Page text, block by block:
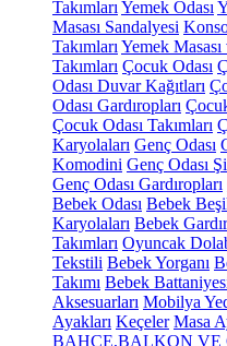
Takımları Yemek Odası
Masası Sandalyesi
Takımları Yemek Masası
Takımları Çocuk Odası
Odası Duvar Kağıtları
Odası Gardıropları
Çocuk Odası Takımları
Karyolaları Genç Odası
Komodini Genç Odası
Genç Odası Gardıropları
Bebek Odası Bebek
Karyolaları Bebek
Takımları Oyuncak
Tekstili Bebek Yorganı
Takımı Bebek
Aksesuarları Mobilya
Ayakları Keçeler Masa
BAHÇE,BALKON VE